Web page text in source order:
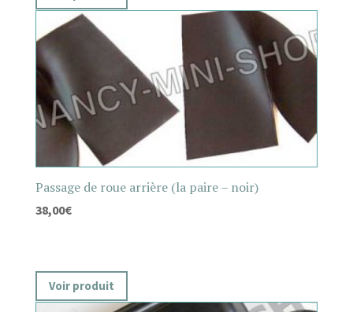
Passage de roue arrière (la paire – noir)
38,00€
Voir produit